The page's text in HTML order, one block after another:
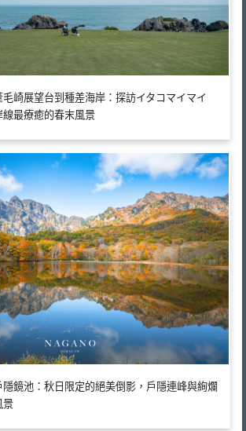
崎展望台到種差海岸：探訪イタコマイマイ
最療癒的春末風景
鏡池：秋日限定的絕美倒影，戶隱連峰與絢爛
景